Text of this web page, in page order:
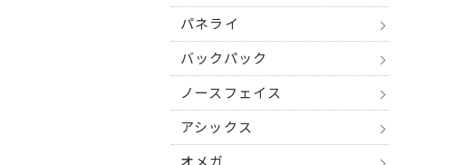
パネライ
バックパック
ノースフェイス
アシックス